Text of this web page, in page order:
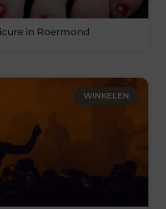
in Roermond
WINKELEN